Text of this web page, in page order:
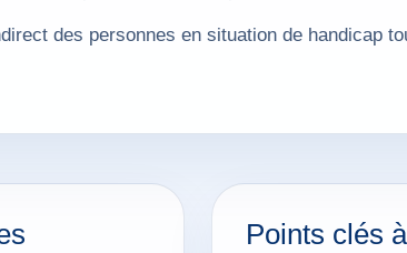
des personnes en situation de handicap
Points clés